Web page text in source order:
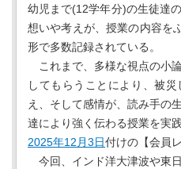
幼児まで(12学年分)の生徒達
想いや考えが、授業の内容を
形で多数記録されている。
これまで、多様な視点の小
してもらうことにより、被
え、そして感情が、読み手の
達により強く伝わる授業を実
2025年12月3日 付けの【会員
今回、インド洋大津波や東